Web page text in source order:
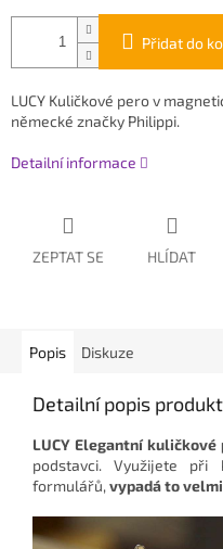
Přidat do
LUCY Kuličkové pero v
německé značky Philippi.
Detailní informace
ZEPTAT SE HLÍDAT
Popis Diskuze
Detailní popis
LUCY Elegantní kuličkové
podstavci. Využijete při
formulářů, vypadá to